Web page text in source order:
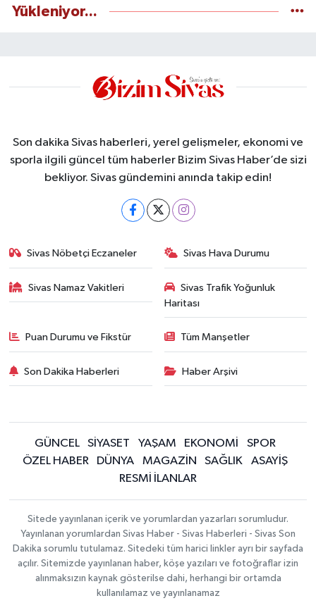
Yükleniyor...
Son dakika Sivas haberleri, yerel gelişmeler, ekonomi ve
sporla ilgili güncel tüm haberler Bizim Sivas Haber’de sizi
bekliyor. Sivas gündemini anında takip edin!
Sivas Nöbetçi Eczaneler Sivas Hava Durumu
Sivas Namaz Vakitleri
Sivas Trafik Yoğunluk
Haritası
Puan Durumu ve Fikstür Tüm Manşetler
Son Dakika Haberleri Haber Arşivi
GÜNCEL SİYASET YAŞAM EKONOMİ
SPOR
ÖZEL HABER
DÜNYA MAGAZİN SAĞLIK
ASAYİŞ
RESMİ İLANLAR
Sitede yayınlanan içerik ve yorumlardan yazarları sorumludur.
Yayınlanan yorumlardan Sivas Haber - Sivas Haberleri - Sivas Son
Dakika sorumlu tutulamaz. Sitedeki tüm harici linkler ayrı bir sayfada
açılır. Sitemizde yayınlanan haber, köşe yazıları ve fotoğraflar izin
alınmaksızın kaynak gösterilse dahi, herhangi bir ortamda
kullanılamaz ve yayınlanamaz